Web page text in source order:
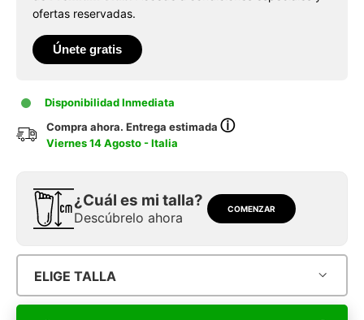
ofertas reservadas.
Únete gratis
Disponibilidad Inmediata
Compra ahora. Entrega estimadaⓘ
Viernes 14 Agosto - Italia
¿Cuál es mi talla?
Descúbrelo ahora
COMENZAR
ELIGE TALLA